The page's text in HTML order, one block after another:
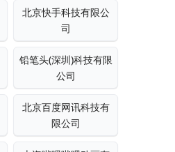
北京快手科技有限公
司
铅笔头(深圳)科技有限
公司
北京百度网讯科技有
限公司